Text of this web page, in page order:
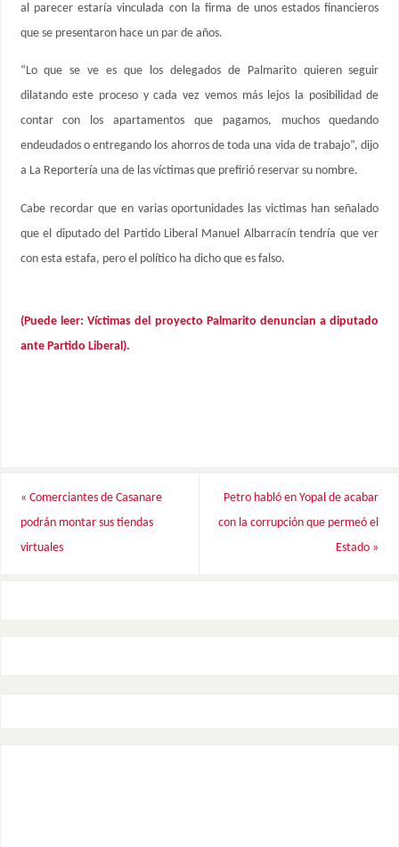
al parecer estaría vinculada con la firma de unos estados financieros
que se presentaron hace un par de años.
“Lo que se ve es que los delegados de Palmarito quieren seguir
dilatando este proceso y cada vez vemos más lejos la posibilidad de
contar con los apartamentos que pagamos, muchos quedando
endeudados o entregando los ahorros de toda una vida de trabajo”, dijo
a La Reportería una de las víctimas que prefirió reservar su nombre.
Cabe recordar que en varias oportunidades las victimas han señalado
que el diputado del Partido Liberal Manuel Albarracín tendría que ver
con esta estafa, pero el político ha dicho que es falso.
(Puede leer: Víctimas del proyecto Palmarito denuncian a diputado
ante Partido Liberal).
« Comerciantes de Casanare
podrán montar sus tiendas
virtuales
Petro habló en Yopal de acabar
con la corrupción que permeó el
Estado »